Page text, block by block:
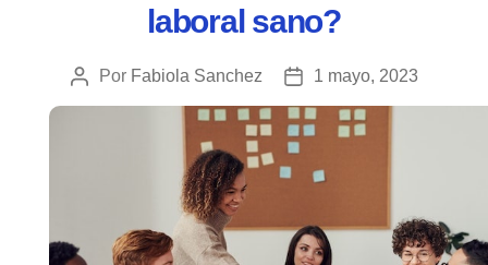
laboral sano?
Autor
de
Por Fabiola Sanchez
Fecha
de
la
publicación
1 mayo, 2023